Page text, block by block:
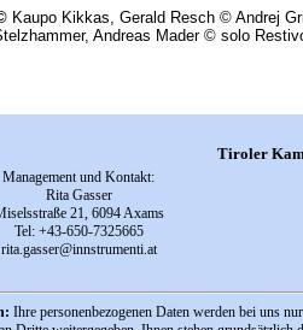
Kaupo Kikkas , Gerald Resch © Andrej
Andreas Mader © solo
Tiroler
Management und Kontakt:
Rita Gasser
21, 6094 Axams
Tel: +43-650-7325665
rita.gasser@innstrumenti.at
Ihre personenbezogenen Daten werden bei uns